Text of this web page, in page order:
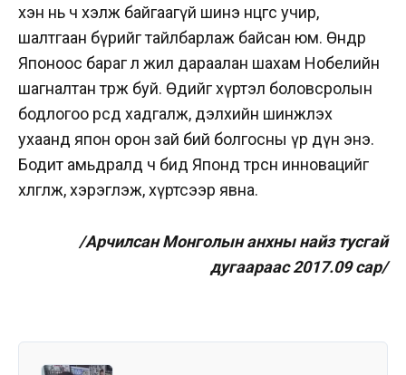
хэн нь ч хэлж байгаагүй шинэ өнцгөөс учир,
шалтгаан бүрийг тайлбарлаж байсан юм. Өнөөдөр
Японоос бараг л жил дараалан шахам Нобелийн
шагналтан төрж буй. Өдийг хүртэл боловсролын
бодлогоо өөрсдөө хадгалж, дэлхийн шинжлэх
ухаанд япон орон зай бий болгосны үр дүн энэ.
Бодит амьдралд ч бид Японд төрсөн инновацийг
хөлөглөж, хэрэглэж, хүртсээр явна.
/Арчилсан Монголын анхны найз тусгай
дугаараас 2017.09 сар/